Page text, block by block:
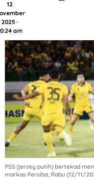
12
2025 ·
am
PSS (jersey putih) bertekad
markas Persiba, Rabu (12/11/